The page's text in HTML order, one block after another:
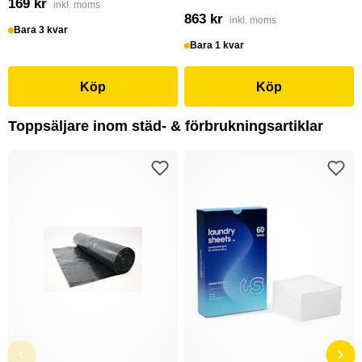
169 kr inkl. moms
Bara 3 kvar
Köp
863 kr inkl. moms
Bara 1 kvar
Köp
Toppsäljare inom städ- & förbrukningsartiklar